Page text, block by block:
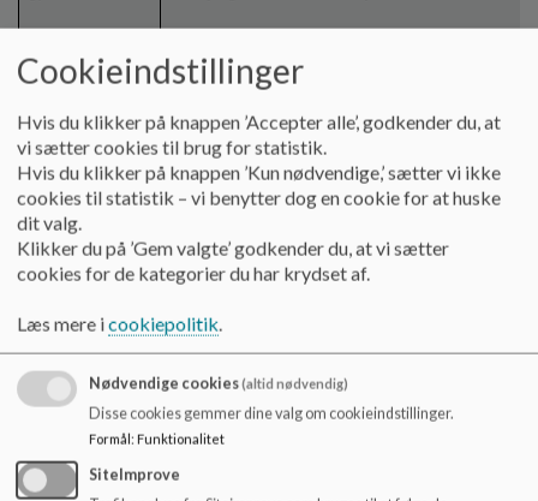
flyttet op.
20.30 – 20.50
Katrine og
Nick
Drøftelse
måltider”
Handleplanen for Favrskov Kommunes
sundhedspolitik, som Byrådet vedtog i
sundere mad på skoler.
I den forbindelse lægges der blandt andet op til,
at skolebestyrelserne får lejlighed til at
genbesøge/udarbejde principper for mad og
måltider i skolen.
Cookieindstillinger
Hvis du klikker på knappen ’Accepter alle’, godkender du, at
vi sætter cookies til brug for statistik.
Hvis du klikker på knappen ’Kun nødvendige,’ sætter vi ikke
cookies til statistik – vi benytter dog en cookie for at huske
dit valg.
Klikker du på ’Gem valgte’ godkender du, at vi sætter
cookies for de kategorier du har krydset af.
Læs mere icookiepolitik.
Nødvendige cookies(altid nødvendig)
Disse cookies gemmer dine valg om cookieindstillinger.
Formål: Funktionalitet
SiteImprove